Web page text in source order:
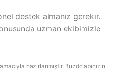
destek almanız gerekir.
uzman ekibimizle
hazırlanmıştır. Buzdolabınızın